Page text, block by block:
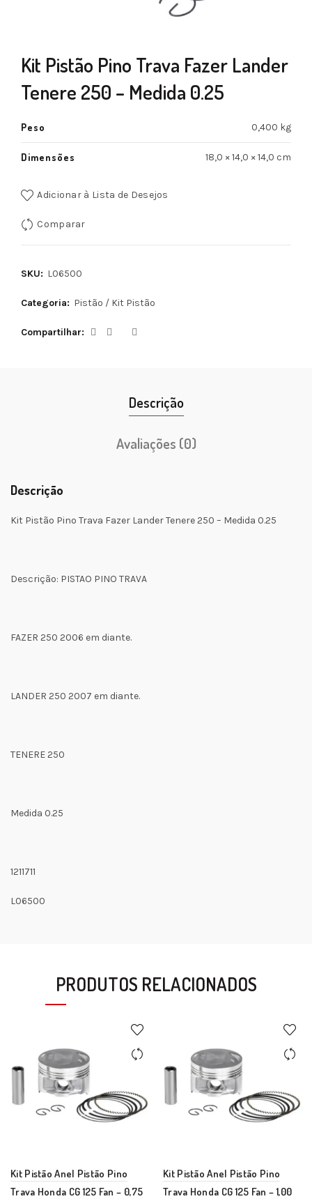
Kit Pistão Pino Trava Fazer Lander
Tenere 250 – Medida 0.25
Peso 0,400 kg
Dimensões 18,0 × 14,0 × 14,0 cm
Adicionar à Lista de Desejos
Comparar
SKU: L06500
Categoria: Pistão / Kit Pistão
Compartilhar
Descrição
Avaliações (0)
Descrição
Kit Pistão Pino Trava Fazer Lander Tenere 250 – Medida 0.25
Descrição: PISTAO PINO TRAVA
FAZER 250 2006 em diante.
LANDER 250 2007 em diante.
TENERE 250
Medida 0.25
1211711
L06500
PRODUTOS RELACIONADOS
Kit Pistão Anel Pistão Pino
Trava Honda CG 125 Fan – 0,75
Kit Pistão Anel Pistão Pino
Trava Honda CG 125 Fan – 1,00